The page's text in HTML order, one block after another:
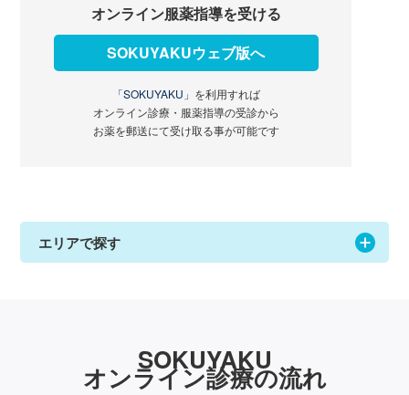
オンライン服薬指導を受ける
SOKUYAKUウェブ版へ
「SOKUYAKU」 を利用すれば
オンライン診療・服薬指導の受診から
お薬を郵送にて受け取る事が可能です
エリアで探す
SOKUYAKU
オンライン診療の流れ